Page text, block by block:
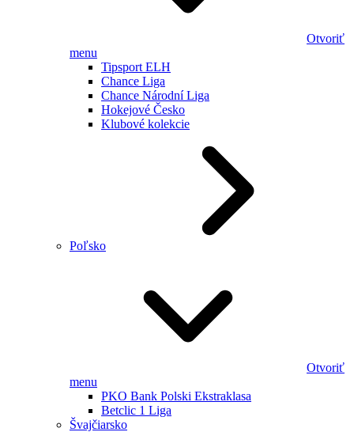
Otvoriť
menu
Tipsport ELH
Chance Liga
Chance Národní Liga
Hokejové Česko
Klubové kolekcie
Poľsko
Otvoriť
menu
PKO Bank Polski Ekstraklasa
Betclic 1 Liga
Švajčiarsko